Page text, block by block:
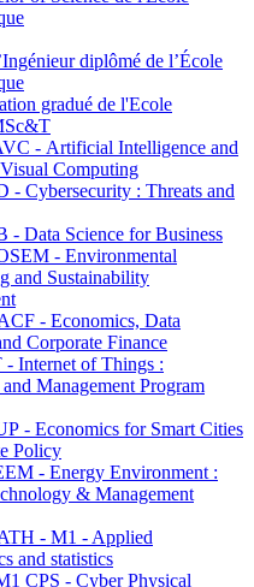
diplômé de l’École
gradué de l'Ecole
- Artificial Intelligence and
Computing
- Cybersecurity : Threats and
- Data Science for Business
- Environmental
and Sustainability
- Economics, Data
Corporate Finance
Internet of Things :
Management Program
- Economics for Smart Cities
Policy
- Energy Environment :
& Management
- M1 - Applied
and statistics
CPS - Cyber Physical